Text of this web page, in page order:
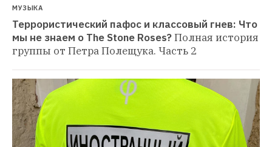
МУЗЫКА
Террористический пафос и классовый гнев: Что
мы не знаем о The Stone Roses?Полная история
группы от Петра Полещука. Часть 2